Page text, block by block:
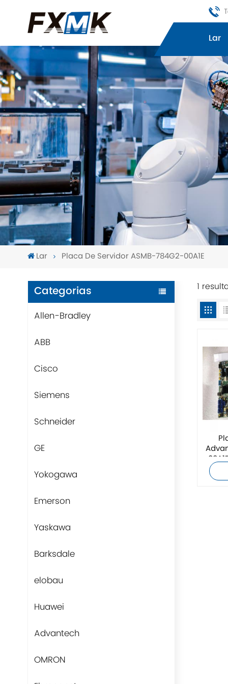
Lar
Lar Placa De Servidor ASMB-784G2-00A1E
Categorias
Allen-Bradley
ABB
Cisco
Siemens
Schneider
GE
Yokogawa
Emerson
Yaskawa
Barksdale
elobau
Huawei
Advantech
OMRON
1